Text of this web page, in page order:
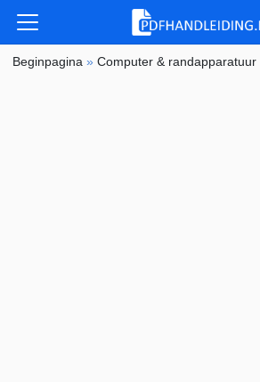
Beginpagina »Computer & randapparatuur